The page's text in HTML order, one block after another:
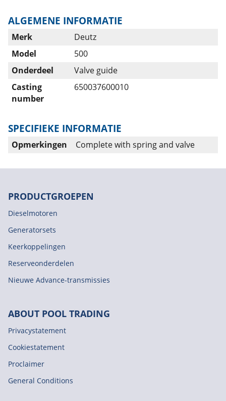
ALGEMENE INFORMATIE
Merk
Deutz
Model
500
Onderdeel
Valve guide
Casting
number
650037600010
SPECIFIEKE INFORMATIE
Opmerkingen Complete with spring and valve
PRODUCTGROEPEN
Dieselmotoren
Generatorsets
Keerkoppelingen
Reserveonderdelen
Nieuwe Advance-transmissies
ABOUT POOL TRADING
Privacystatement
Cookiestatement
Proclaimer
General Conditions